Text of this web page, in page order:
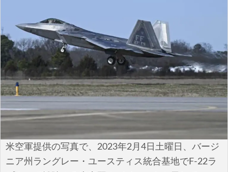
米国内
国際
安全保障
ビジネス・経済
カルチャー
ポリシー
税制・予算
米空軍提供の写真で、2023年2月4日土曜日、バージ
ニア州ラングレー・ユースティス統合基地でF-22ラ